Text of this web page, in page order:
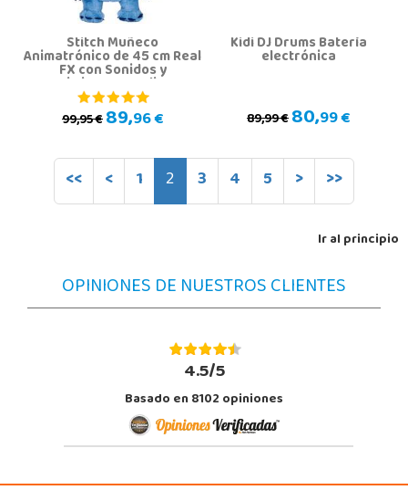
Stitch Muñeco
Animatrónico de 45 cm Real
FX con Sonidos y
Movimientos Realistas
99,95 €89,96 €
Kidi DJ Drums Batería
electrónica
89,99 €80,99 €
<< < 1 2 3 4 5 > >>
Ir al principio
OPINIONES DE NUESTROS CLIENTES
4.5/5
Basado en 8102 opiniones